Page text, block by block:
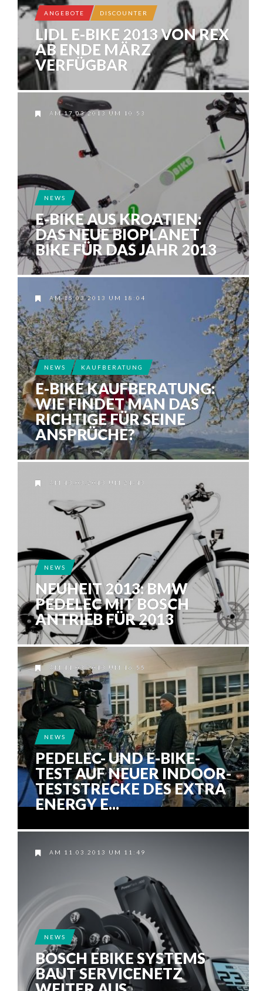
ANGEBOTE DISCOUNTER
LIDL E-BIKE 2013 VON REX
AB ENDE MÄRZ
VERFÜGBAR
AM 17.03.2013 UM 10:53
NEWS
E-BIKE AUS KROATIEN:
DAS NEUE BIOPLANET
BIKE FÜR DAS JAHR 2013
AM 15.03.2013 UM 18:04
NEWS KAUFBERATUNG
E-BIKE KAUFBERATUNG:
WIE FINDET MAN DAS
RICHTIGE FÜR SEINE
ANSPRÜCHE?
AM 13.03.2013 UM 21:43
NEWS
NEUHEIT 2013: BMW
PEDELEC MIT BOSCH
ANTRIEB FÜR 2013
AM 11.03.2013 UM 16:55
NEWS
PEDELEC- UND E-BIKE-
TEST AUF NEUER INDOOR-
TESTSTRECKE DES EXTRA
ENERGY E...
AM 11.03.2013 UM 11:49
NEWS
BOSCH EBIKE SYSTEMS
BAUT SERVICENETZ